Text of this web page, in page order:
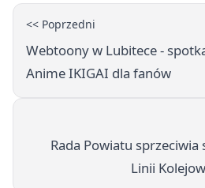
<< Poprzedni
Webtoony w Lubitece -
Anime IKIGAI dla fanów
Rada Powiatu sprzeciwia
Linii